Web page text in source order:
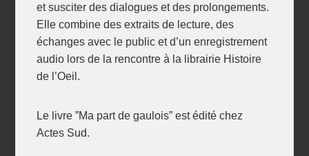
et susciter des dialogues et des prolongements.
Elle combine des extraits de lecture, des
échanges avec le public et d’un enregistrement
audio lors de la rencontre à la librairie Histoire
de l’Oeil.
Le livre ”Ma part de gaulois” est édité chez
Actes Sud.